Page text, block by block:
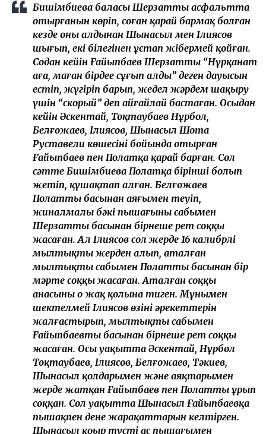
Бишімбиева баласы Шерзаттың асфальтта
отырғанын көріп, соған қарай бармақ болған
кезде оның алдынан Шынасыл мен Ілиясов
шығып, екі білегінен ұстап жібермей қойған.
Содан кейін Ғайыпбаев Шерзаттың “Нұрқанат
аға, маған бірдеңе сұғып алды” деген дауысын
естіп, жүгіріп барып, жедел жәрдем шақыру
үшін “скорый” деп айғайлай бастаған. Осыдан
кейін Әскентай, Тоқтаубаев Нұрбол,
Белғожаев, Ілиясов, Шынасыл Шота
Руставели көшесінің бойында отырған
Ғайыпбаев пен Полатқа қарай барған. Сол
сәтте Бишімбиева Полатқа бірінші болып
жетіп, құшақтап алған. Белғожаев
Полаттың басынан аяғымен теуіп,
жиналмалы бәкі пышағының сабымен
Шерзаттың басынан бірнеше рет соққы
жасаған. Ал Ілиясов сол жерде 16 калибрлі
мылтықты жерден алып, аталған
мылтықтың сабымен Полаттың басынан бір
мәрте соққы жасаған. Аталған соққы
анасының оң жақ қолына тиген. Мұнымен
шектелмей Ілиясов өзінің әрекеттерін
жалғастырып, мылтықтың сабымен
Ғайыпбаевтың басынан бірнеше рет соққы
жасаған. Осы уақытта Әскентай, Нұрбол
Тоқтаубаев, Ілиясов, Белғожаев, Тәкиев,
Шынасыл қолдарымен және аяқтарымен
жерде жатқан Ғайыпбаев пен Полатты ұрып
соққан. Сол уақытта Шынасыл Ғайыпбаевқа
пышақпен дене жарақаттарын келтірген.
Шынасыл қоңыр түсті ас пышағымен